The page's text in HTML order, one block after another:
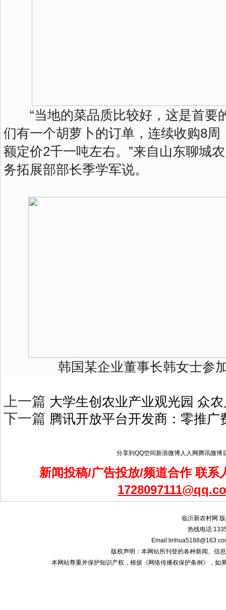
“当地的菜品质比较好，这是首要
们有一个胡萝卜的订单，连续收购8周
额定价2千一吨左右。”来自山东聊城
务拓展部部长季学军说。
韩国某企业董事长韩女士参加
上一篇 大学生创农业产业观光园 众
下一篇 腾讯开放平台开发商：零推广
分享到 QQ空间新浪微博人人网 腾讯微博
新闻投稿/广告投放/频道合作 联系
临沂新农村网
热线电话
版权声明：本网站所刊登的各种新闻、信
本网站尊重并保护知识产权，根据《网络传播权保护条例》，如